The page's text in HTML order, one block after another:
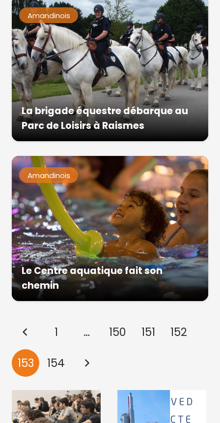
Amandinois
La brigade équestre débarque au
Parc de Loisirs à Raismes
Amandinois
Le Centre aquatique fait son
chemin
1 … 150 151
152
153
154